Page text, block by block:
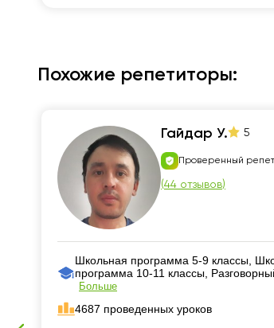
Похожие репетиторы:
Гайдар У. 5
Проверенный
(44 отзывов)
Школьная программа 5-9 классы,
программа 10-11 классы,
Больше
4687 проведенных уроков